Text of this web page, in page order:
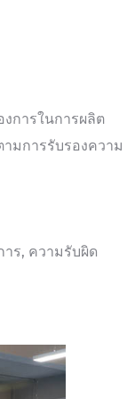
การในการผลิต
มการรับรองความ
าร, ความรับผิด